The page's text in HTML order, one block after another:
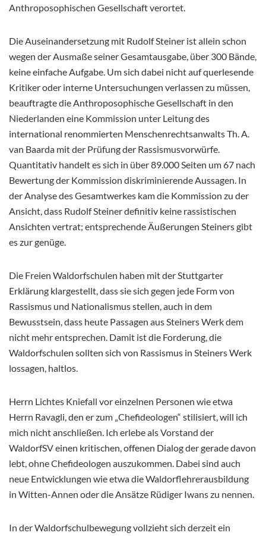
Anthroposophischen Gesellschaft verortet.
Die Auseinandersetzung mit Rudolf Steiner ist allein schon
wegen der Ausmaße seiner Gesamtausgabe, über 300 Bände,
keine einfache Aufgabe. Um sich dabei nicht auf querlesende
Kritiker oder interne Untersuchungen verlassen zu müssen,
beauftragte die Anthroposophische Gesellschaft in den
Niederlanden eine Kommission unter Leitung des
international renommierten Menschenrechtsanwalts Th. A.
van Baarda mit der Prüfung der Rassismusvorwürfe.
Quantitativ handelt es sich in über 89.000 Seiten um 67 nach
Bewertung der Kommission diskriminierende Aussagen. In
der Analyse des Gesamtwerkes kam die Kommission zu der
Ansicht, dass Rudolf Steiner definitiv keine rassistischen
Ansichten vertrat; entsprechende Äußerungen Steiners gibt
es zur genüge.
Die Freien Waldorfschulen haben mit der Stuttgarter
Erklärung klargestellt, dass sie sich gegen jede Form von
Rassismus und Nationalismus stellen, auch in dem
Bewusstsein, dass heute Passagen aus Steiners Werk dem
nicht mehr entsprechen. Damit ist die Forderung, die
Waldorfschulen sollten sich von Rassismus in Steiners Werk
lossagen, haltlos.
Herrn Lichtes Kniefall vor einzelnen Personen wie etwa
Herrn Ravagli, den er zum „Chefideologen“ stilisiert, will ich
mich nicht anschließen. Ich erlebe als Vorstand der
WaldorfSV einen kritischen, offenen Dialog der gerade davon
lebt, ohne Chefideologen auszukommen. Dabei sind auch
neue Entwicklungen wie etwa die Waldorflehrerausbildung
in Witten-Annen oder die Ansätze Rüdiger Iwans zu nennen.
In der Waldorfschulbewegung vollzieht sich derzeit ein